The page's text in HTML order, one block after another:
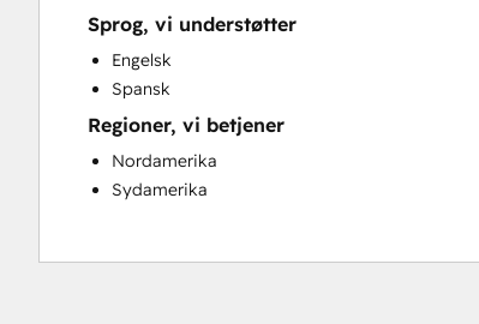
Sprog, vi understøtter
Engelsk
Spansk
Regioner, vi betjener
Nordamerika
Sydamerika